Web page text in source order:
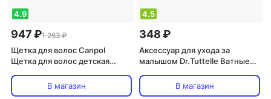
4.9
947 ₽1 263 ₽
Щетка для волос Canpol
Щетка для волос детская
мягкая с гребнем 0+ белая
В магазин
4.5
348 ₽
Аксессуар для ухода за
малышом Dr.Tuttelle Ватные
В магазин